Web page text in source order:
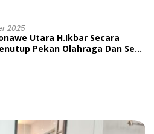
2025
Utara H.Ikbar Secara
Pekan Olahraga Dan Seni